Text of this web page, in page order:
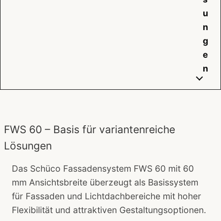
u
n
g
e
n
FWS 60 – Basis für variantenreiche
Lösungen
Das Schüco Fassadensystem FWS 60 mit 60
mm Ansichtsbreite überzeugt als Basissystem
für Fassaden und Lichtdachbereiche mit hoher
Flexibilität und attraktiven Gestaltungsoptionen.